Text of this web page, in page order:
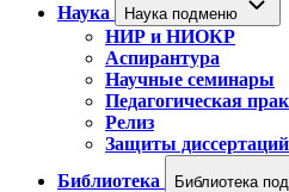
Наука
Наука подменю
НИР и НИОКР
Аспирантура
Научные семинары
Педагогическая
Релиз
Защиты диссертаций
Библиотека
Библиотека